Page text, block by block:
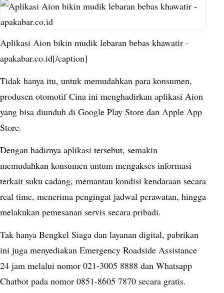
Aplikasi Aion bikin mudik lebaran bebas khawatir -
apakabar.co.id[/caption]
Tidak hanya itu, untuk memudahkan para konsumen,
produsen otomotif Cina ini menghadirkan aplikasi Aion
yang bisa diunduh di Google Play Store dan Apple App
Store.
Dengan hadirnya aplikasi tersebut, semakin
memudahkan konsumen untum mengakses informasi
terkait suku cadang, memantau kondisi kendaraan secara
real time, menerima pengingat jadwal perawatan, hingga
melakukan pemesanan servis secara pribadi.
Tak hanya Bengkel Siaga dan layanan digital, pabrikan
ini juga menyediakan Emergency Roadside Assistance
24 jam melalui nomor 021-3005 8888 dan Whatsapp
Chatbot pada nomor 0851-8605 7870 secara gratis.